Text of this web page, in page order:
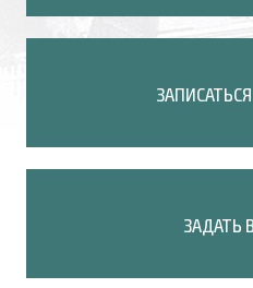
ЗАДАТЬ